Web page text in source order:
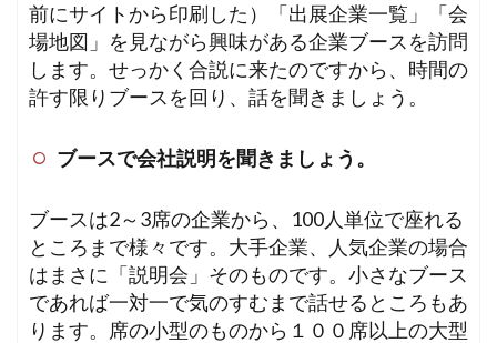
前にサイトから印刷した）「出展企業一覧」「会
場地図」を見ながら興味がある企業ブースを訪問
します。せっかく合説に来たのですから、時間の
許す限りブースを回り、話を聞きましょう。
ブースで会社説明を聞きましょう。
ブースは2～3席の企業から、100人単位で座れる
ところまで様々です。大手企業、人気企業の場合
はまさに「説明会」そのものです。小さなブース
であれば一対一で気のすむまで話せるところもあ
ります。席の小型のものから１００席以上の大型